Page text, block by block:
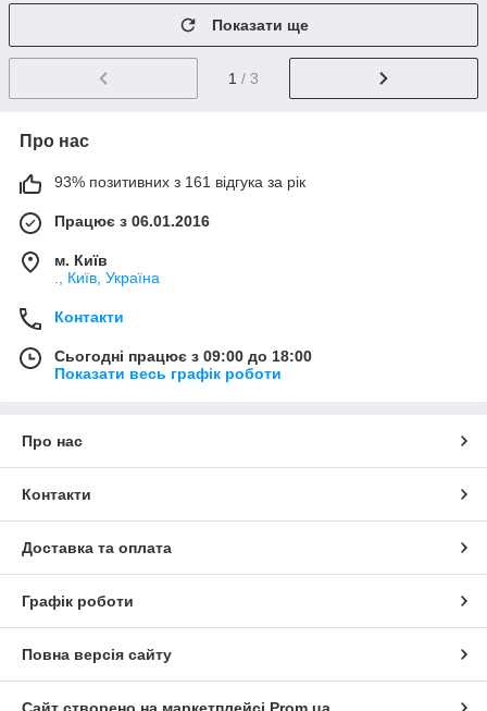
Показати ще
1 / 3
Про нас
93% позитивних з 161 відгука за рік
Працює з 06.01.2016
м. Київ
., Київ, Україна
Контакти
Сьогодні працює з 09:00 до 18:00
Показати весь графік роботи
Про нас
Контакти
Доставка та оплата
Графік роботи
Повна версія сайту